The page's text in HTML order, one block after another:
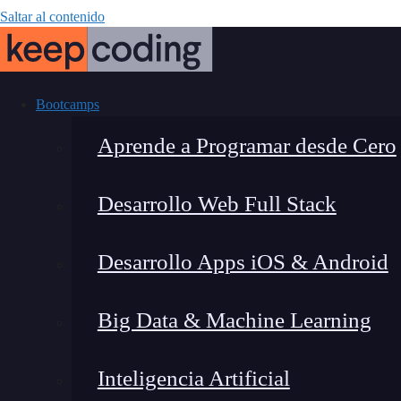
Saltar al contenido
Bootcamps
Aprende a Programar desde Cero
Desarrollo Web Full Stack
Desarrollo Apps iOS & Android
Big Data & Machine Learning
Inteligencia Artificial
Auditoría de
mejorar la